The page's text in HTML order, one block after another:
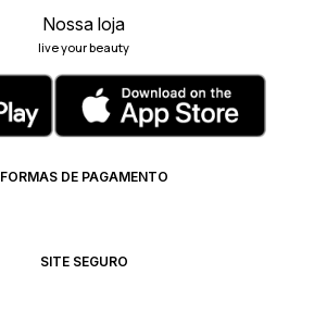
Nossa loja
live your beauty
FORMAS DE PAGAMENTO
SITE SEGURO